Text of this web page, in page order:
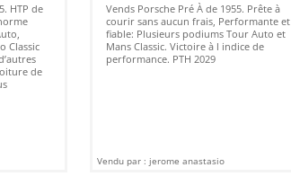
HTP de
Classic
de
Vends Porsche Pré À de 1955. Prête à
courir sans aucun frais, Performante et
fiable: Plusieurs podiums Tour Auto et
Mans Classic. Victoire à l indice de
performance. PTH 2029
Vendu par : jerome anastasio